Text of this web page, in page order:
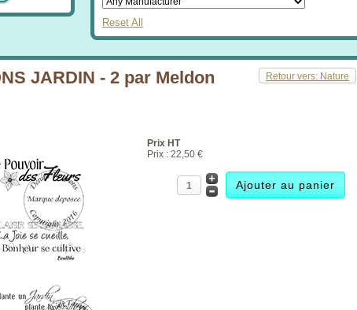
Reset All
Retour vers: Nature
JARDIN - 2 par Meldon
Prix HT
Prix : 22,50 €